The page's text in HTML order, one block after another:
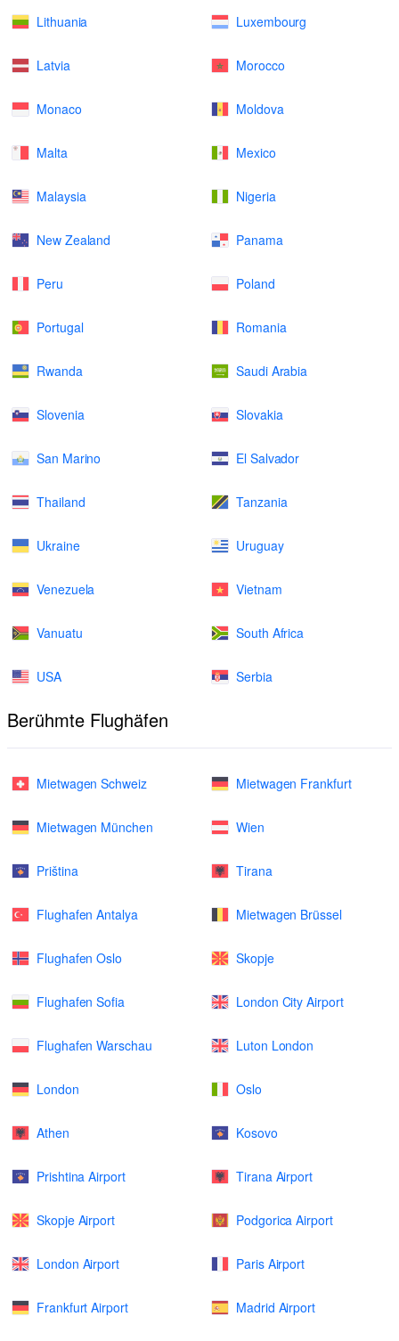
Lithuania Luxembourg
Latvia Morocco
Monaco Moldova
Malta Mexico
Malaysia Nigeria
New Zealand Panama
Peru Poland
Portugal Romania
Rwanda Saudi Arabia
Slovenia Slovakia
San Marino El Salvador
Thailand Tanzania
Ukraine Uruguay
Venezuela Vietnam
Vanuatu South Africa
USA Serbia
Berühmte Flughäfen
Mietwagen Schweiz Mietwagen Frankfurt
Mietwagen München Wien
Priština Tirana
Flughafen Antalya Mietwagen Brüssel
Flughafen Oslo Skopje
Flughafen Sofia London City Airport
Flughafen Warschau Luton London
London Oslo
Athen Kosovo
Prishtina Airport Tirana Airport
Skopje Airport Podgorica Airport
London Airport Paris Airport
Frankfurt Airport Madrid Airport